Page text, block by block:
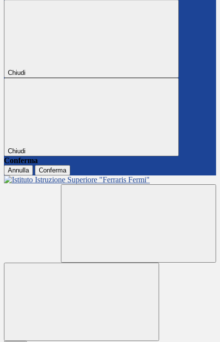
Chiudi
Chiudi
Conferma
Annulla Conferma